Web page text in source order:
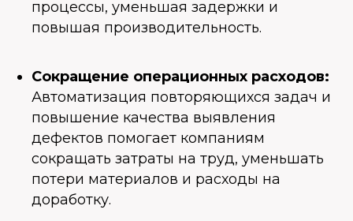
процессы, уменьшая задержки и
повышая производительность.
Сокращение операционных расходов:
Автоматизация повторяющихся задач и
повышение качества выявления
дефектов помогает компаниям
сокращать затраты на труд, уменьшать
потери материалов и расходы на
доработку.